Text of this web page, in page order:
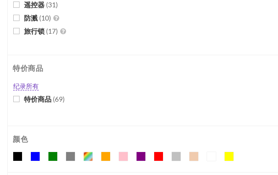
遥控器 (31)
防溅 (10)
旅行锁 (17)
防水(160
特价商品
纪录所有
特价商品 (69)
颜色